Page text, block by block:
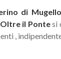
di Mugello
Oltre il Pontesi
,